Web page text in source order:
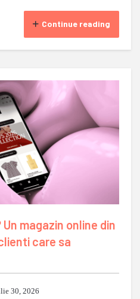
Continue reading
magazin online din
care sa
30, 2026